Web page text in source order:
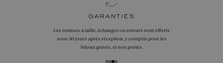
garanties
Les remises à taille, échanges ou retours sont offerts
sous 30 jours après réception, y compris pour les
bijoux gravés, si non portés.